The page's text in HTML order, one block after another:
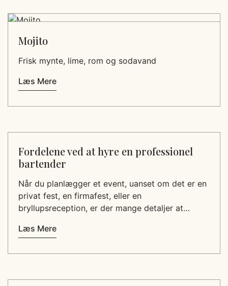
Mojito
Frisk mynte, lime, rom og sodavand
Læs Mere
Fordelene ved at hyre en professionel
bartender
Når du planlægger et event, uanset om det er en
privat fest, en firmafest, eller en
bryllupsreception, er der mange detaljer at…
Læs Mere